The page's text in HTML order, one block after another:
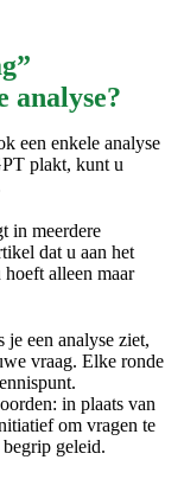
analyse?
een enkele analyse
plakt, kunt u
in meerdere
dat u aan het
alleen maar
een analyse ziet,
vraag. Elke ronde
in plaats van
om vragen te
geleid.